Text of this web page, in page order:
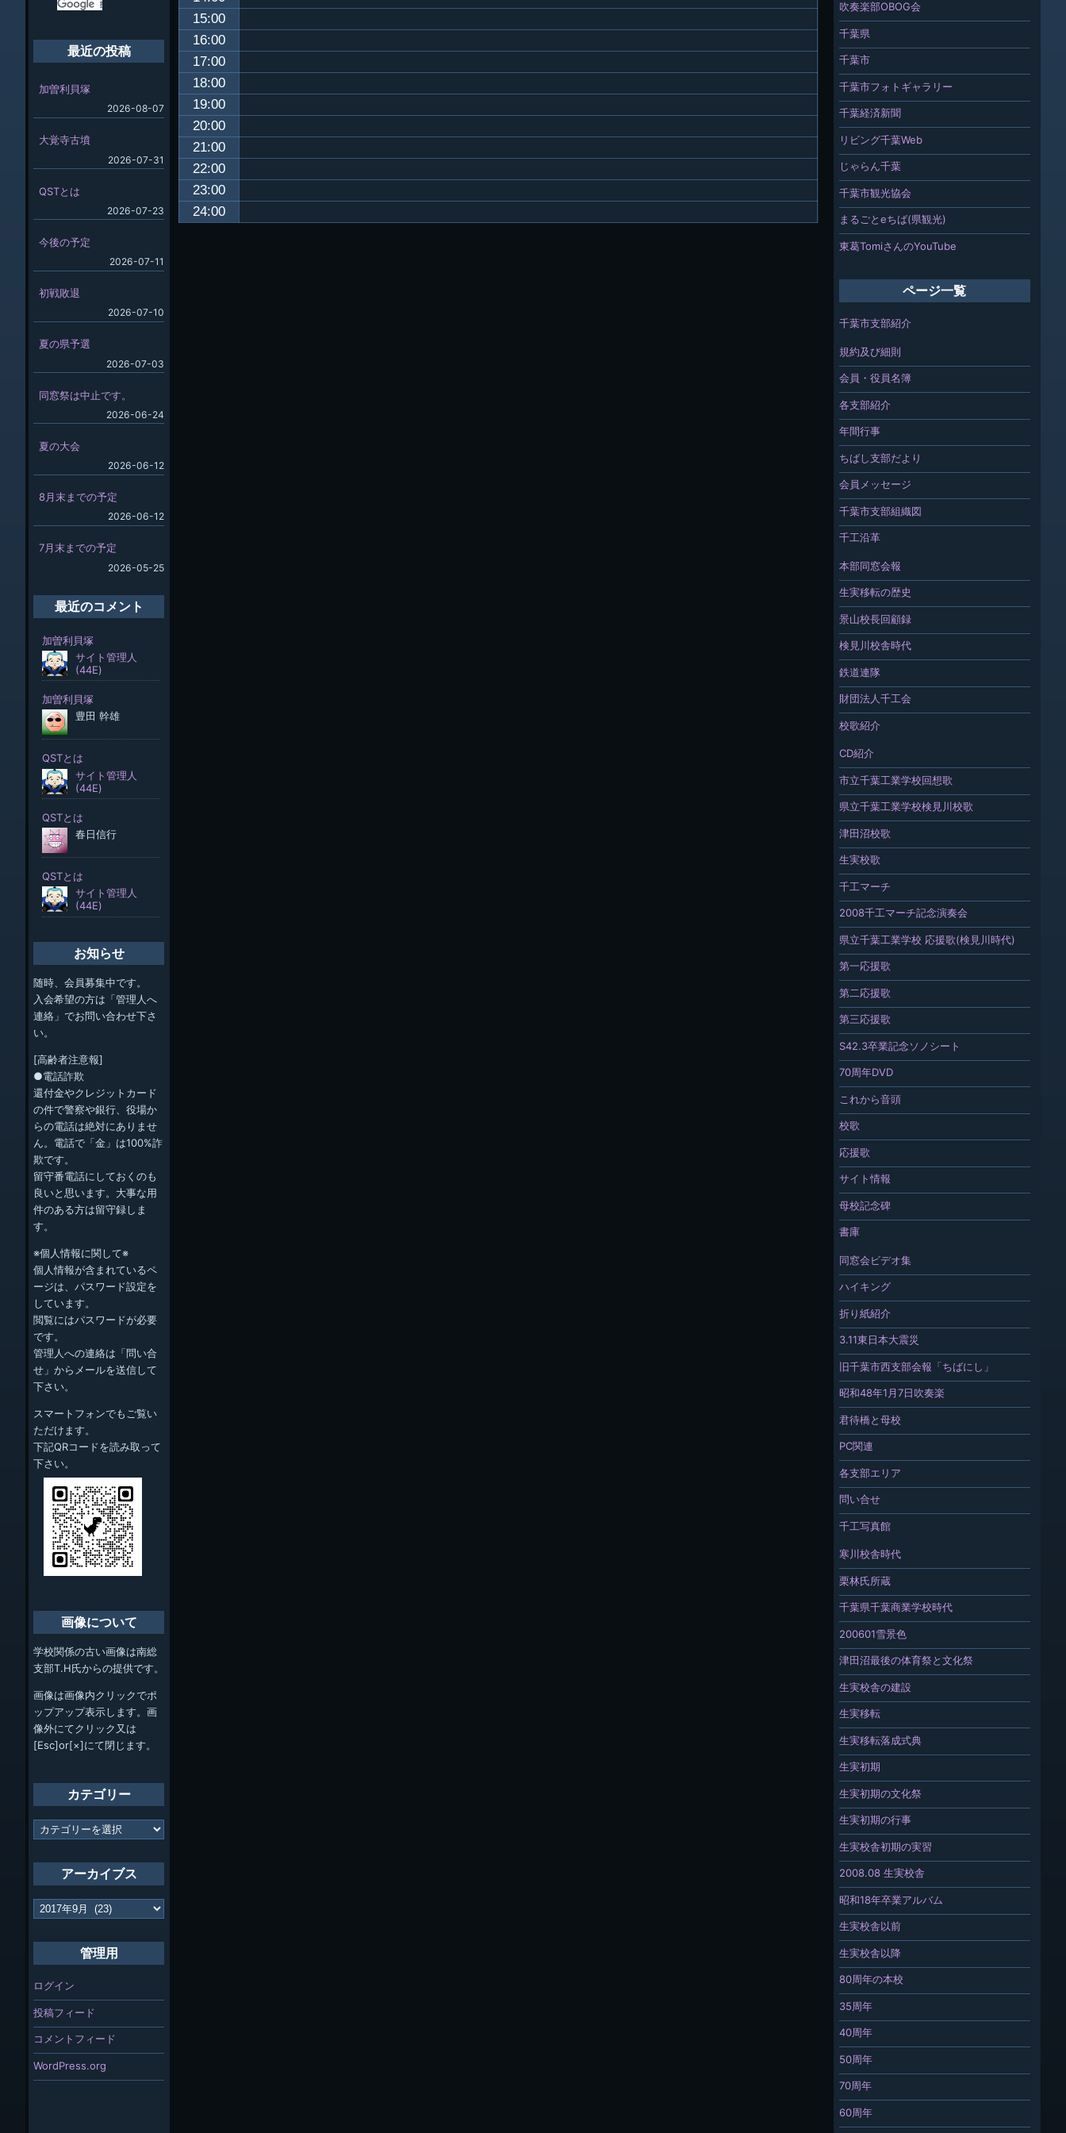
15:00
16:00
17:00
18:00
19:00
20:00
21:00
22:00
23:00
24:00
吹奏楽部OBOG会
千葉県
千葉市
千葉市フォトギャラリー
千葉経済新聞
リビング千葉Web
じゃらん千葉
千葉市観光協会
まるごとeちば(県観光)
東葛TomiさんのYouTube
ページ一覧
千葉市支部紹介
規約及び細則
会員・役員名簿
各支部紹介
年間行事
ちばし支部だより
会員メッセージ
千葉市支部組織図
千工沿革
本部同窓会報
生実移転の歴史
景山校長回顧録
検見川校舎時代
鉄道連隊
財団法人千工会
校歌紹介
CD紹介
市立千葉工業学校回想歌
県立千葉工業学校検見川校歌
津田沼校歌
生実校歌
千工マーチ
2008千工マーチ記念演奏会
県立千葉工業学校 応援歌(検見川時代)
第一応援歌
第二応援歌
第三応援歌
S42.3卒業記念ソノシート
70周年DVD
これから音頭
校歌
応援歌
サイト情報
母校記念碑
書庫
同窓会ビデオ集
ハイキング
折り紙紹介
3.11東日本大震災
旧千葉市西支部会報「ちばにし」
昭和48年1月7日吹奏楽
君待橋と母校
PC関連
各支部エリア
問い合せ
千工写真館
寒川校舎時代
栗林氏所蔵
千葉県千葉商業学校時代
200601雪景色
津田沼最後の体育祭と文化祭
生実校舎の建設
生実移転
生実移転落成式典
生実初期
生実初期の文化祭
生実初期の行事
生実校舎初期の実習
2008.08 生実校舎
昭和18年卒業アルバム
生実校舎以前
生実校舎以降
80周年の本校
35周年
40周年
50周年
70周年
60周年
最近の投稿
加曽利貝塚
2026-08-07
大覚寺古墳
2026-07-31
QSTとは
2026-07-23
今後の予定
2026-07-11
初戦敗退
2026-07-10
夏の県予選
2026-07-03
同窓祭は中止です。
2026-06-24
夏の大会
2026-06-12
8月末までの予定
2026-06-12
7月末までの予定
2026-05-25
最近のコメント
お知らせ
随時、会員募集中です。
入会希望の方は「管理人へ
連絡」でお問い合わせ下さ
い。
[高齢者注意報]
●電話詐欺
還付金やクレジットカード
の件で警察や銀行、役場か
らの電話は絶対にありませ
ん。電話で「金」は100%詐
欺です。
留守番電話にしておくのも
良いと思います。大事な用
件のある方は留守録しま
す。
※個人情報に関して※
個人情報が含まれているペ
ージは、パスワード設定を
しています。
閲覧にはパスワードが必要
です。
管理人への連絡は「問い合
せ」からメールを送信して
下さい。
スマートフォンでもご覧い
ただけます。
下記QRコードを読み取って
下さい。
画像について
学校関係の古い画像は南総
支部T.H氏からの提供です。
画像は画像内クリックでポ
ップアップ表示します。画
像外にてクリック又は
[Esc]or[×]にて閉じます。
カテゴリー
カ
テ
アーカイブス
ア
ー
管理用
ログイン
投稿フィード
コメントフィード
WordPress.org